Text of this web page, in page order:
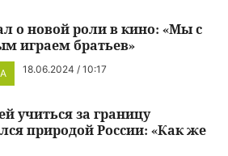
18.06.2024 / 10:17
о новой роли в кино: «Мы с
играем братьев»
учиться за границу
природой России: «Как же